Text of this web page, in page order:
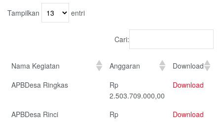
Tampilkan entri
Cari:
Nama Kegiatan Anggaran
Download
APBDesa Ringkas
Rp
2.503.709.000,00
Download
APBDesa Rinci
Rp
Download